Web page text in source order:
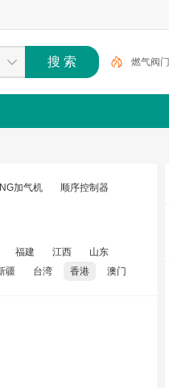
燃气阀门
加气机 顺序控制器
福建 江西
山东
疆 台湾 香港 澳门